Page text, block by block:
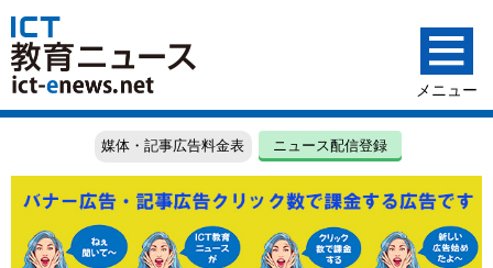
媒体・記事広告料金表 ニュース配信登録